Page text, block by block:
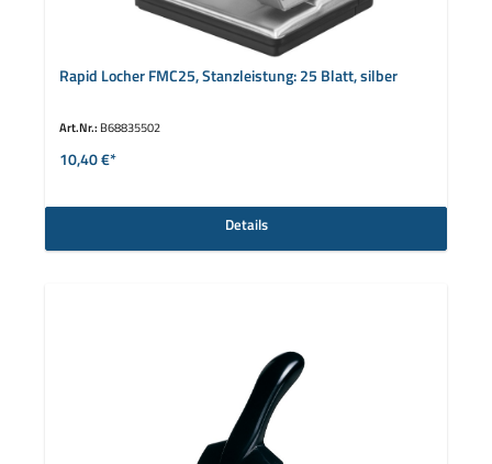
Rapid Locher FMC25, Stanzleistung: 25 Blatt, silber
Art.Nr.: B68835502
10,40 €*
Details